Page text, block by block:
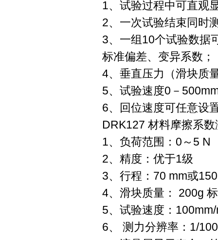
1、试验过程中可直观
2、一次试验结束同时
3、一组10个试验数据
标准偏差、变异系数；
4、垂直压力（滑块质
5、试验速度0－
6、回位速度可任意设
DRK127 材料摩擦系
1、负荷范围：0～5 N
2、精度：优于1级
3、行程：70 mm或
4、滑块质量： 200g
5、试验速度：
6、 测力分辨率：1/